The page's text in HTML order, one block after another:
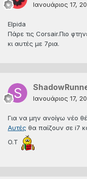
Ιανουάριος 17,
Elpida
Πάρε τις Corsair.Πιο
κι αυτές με 7ρια.
Ιανουάριος 17,
Για να μην ανοίγω νέο
Αυτές θα παίζουν σε i7
O.T